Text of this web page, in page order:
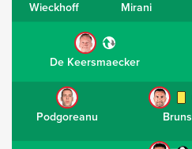
Wieckhoff Mirani
De Keersmaecker
Podgoreanu Bruns